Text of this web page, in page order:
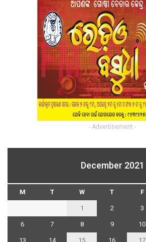
- Advertisement -
December 2021
M T W T F
1 2 3
6 7 8 9 10
13 14 15 16 17